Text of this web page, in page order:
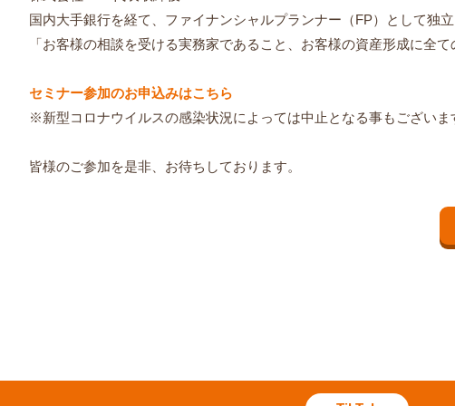
国内大手銀行を経て、ファイナンシャルプランナー（FP）として独立
「お客様の相談を受ける実務家であること、お客様の資産形成に全
セミナー参加のお申込みはこちら
※新型コロナウイルスの感染状況によっては中止となる事もございま
皆様のご参加を是非、お待ちしております。